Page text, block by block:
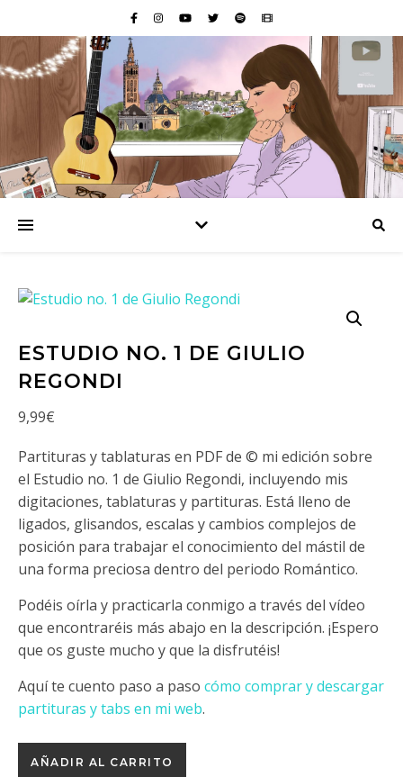
ESTUDIO NO. 1 DE GIULIO
REGONDI
9,99€
Partituras y tablaturas en PDF de © mi edición sobre
el Estudio no. 1 de Giulio Regondi, incluyendo mis
digitaciones, tablaturas y partituras. Está lleno de
ligados, glisandos, escalas y cambios complejos de
posición para trabajar el conocimiento del mástil de
una forma preciosa dentro del periodo Romántico.
Podéis oírla y practicarla conmigo a través del vídeo
que encontraréis más abajo en la descripción. ¡Espero
que os guste mucho y que la disfrutéis!
Aquí te cuento paso a paso cómo comprar y descargar
partituras y tabs en mi web.
Estudio no. 1 de Giulio Regondi cantidad
AÑADIR AL CARRITO